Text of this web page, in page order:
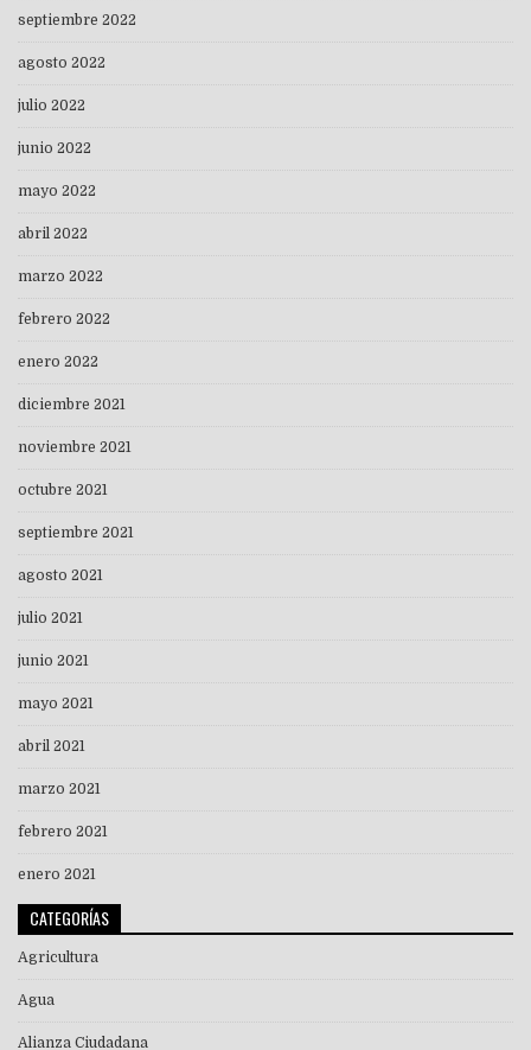
septiembre 2022
agosto 2022
julio 2022
junio 2022
mayo 2022
abril 2022
marzo 2022
febrero 2022
enero 2022
diciembre 2021
noviembre 2021
octubre 2021
septiembre 2021
agosto 2021
julio 2021
junio 2021
mayo 2021
abril 2021
marzo 2021
febrero 2021
enero 2021
CATEGORÍAS
Agricultura
Agua
Alianza Ciudadana